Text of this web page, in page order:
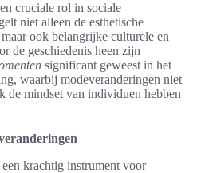
cruciale rol in sociale
niet alleen de esthetische
ook belangrijke culturele en
de geschiedenis heen zijn
significant geweest in het
waarbij modeveranderingen niet
de mindset van individuen hebben
krachtig instrument voor